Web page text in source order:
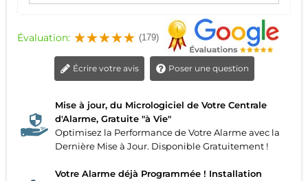
Évaluation: (179)
Écrire votre avis Poser une question
Mise à jour, du Micrologiciel de Votre Centrale
d'Alarme, Gratuite "à Vie"
Optimisez la Performance de Votre Alarme avec la
Dernière Mise à Jour. Disponible Gratuitement !
Votre Alarme déjà Programmée ! Installation